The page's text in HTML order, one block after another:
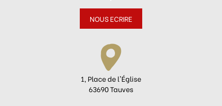
NOUS ECRIRE
1, Place de l'Église
63690 Tauves